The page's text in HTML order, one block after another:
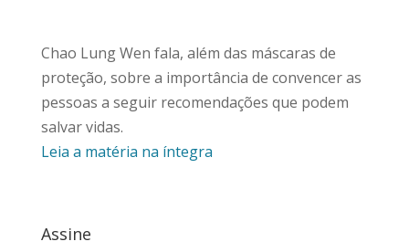
Chao Lung Wen fala, além das máscaras de
proteção, sobre a importância de convencer as
pessoas a seguir recomendações que podem
salvar vidas.
Leia a matéria na íntegra
Assine